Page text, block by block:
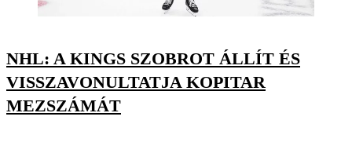
NHL: A KINGS SZOBROT ÁLLÍT ÉS
VISSZAVONULTATJA KOPITAR
MEZSZÁMÁT